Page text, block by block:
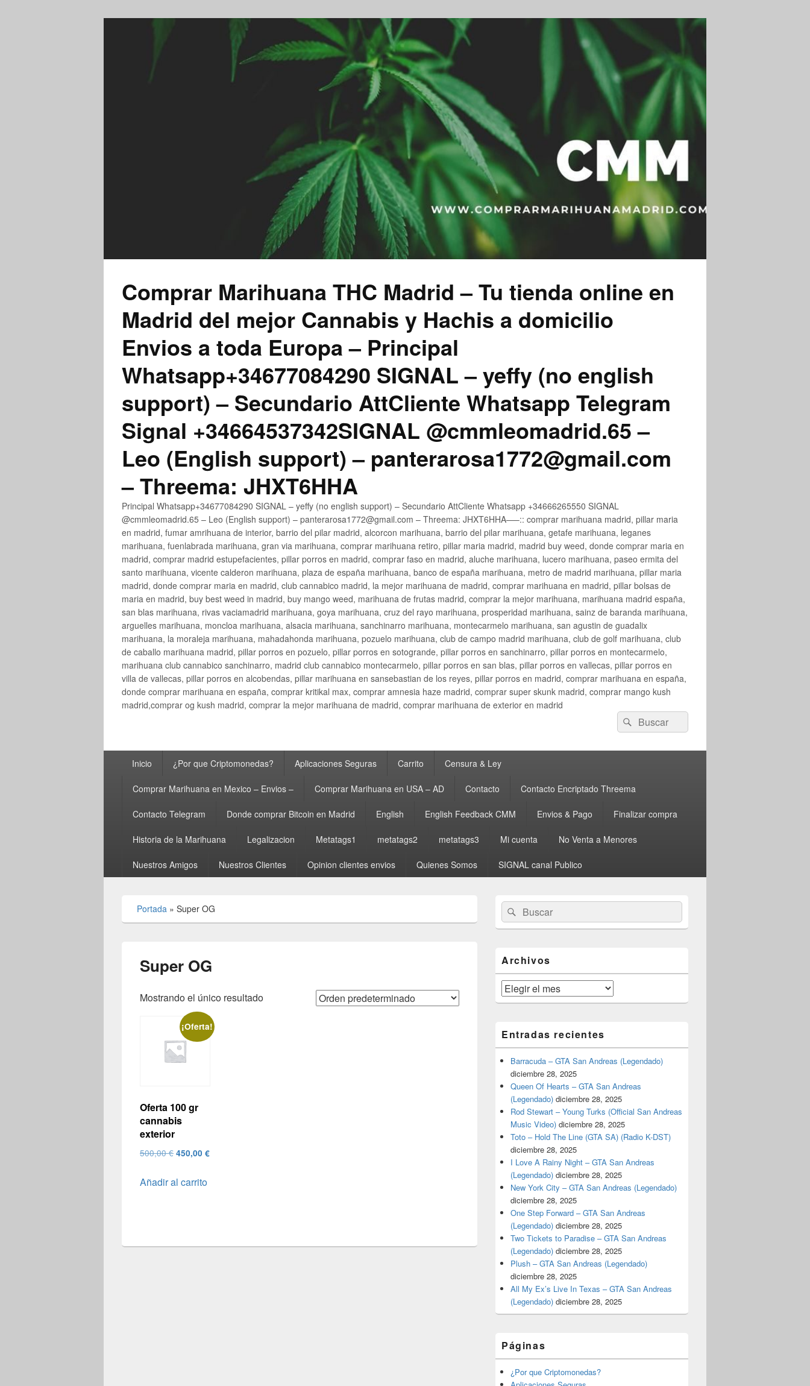
Comprar Marihuana THC Madrid – Tu tienda online en
Madrid del mejor Cannabis y Hachis a domicilio
Envios a toda Europa – Principal
Whatsapp+34677084290 SIGNAL – yeffy (no english
support) – Secundario AttCliente Whatsapp Telegram
Signal +34664537342SIGNAL @cmmleomadrid.65 –
Leo (English support) – panterarosa1772@gmail.com
– Threema: JHXT6HHA
Principal Whatsapp+34677084290 SIGNAL – yeffy (no english support) – Secundario AttCliente Whatsapp +34666265550 SIGNAL
@cmmleomadrid.65 – Leo (English support) – panterarosa1772@gmail.com – Threema: JHXT6HHA—–:: comprar marihuana madrid, pillar maria
en madrid, fumar amrihuana de interior, barrio del pilar madrid, alcorcon marihuana, barrio del pilar marihuana, getafe marihuana, leganes
marihuana, fuenlabrada marihuana, gran via marihuana, comprar marihuana retiro, pillar maria madrid, madrid buy weed, donde comprar maria en
madrid, comprar madrid estupefacientes, pillar porros en madrid, comprar faso en madrid, aluche marihuana, lucero marihuana, paseo ermita del
santo marihuana, vicente calderon marihuana, plaza de españa marihuana, banco de españa marihuana, metro de madrid marihuana, pillar maria
madrid, donde comprar maria en madrid, club cannabico madrid, la mejor marihuana de madrid, comprar marihuana en madrid, pillar bolsas de
maria en madrid, buy best weed in madrid, buy mango weed, marihuana de frutas madrid, comprar la mejor marihuana, marihuana madrid españa,
san blas marihuana, rivas vaciamadrid marihuana, goya marihuana, cruz del rayo marihuana, prosperidad marihuana, sainz de baranda marihuana,
arguelles marihuana, moncloa marihuana, alsacia marihuana, sanchinarro marihuana, montecarmelo marihuana, san agustin de guadalix
marihuana, la moraleja marihuana, mahadahonda marihuana, pozuelo marihuana, club de campo madrid marihuana, club de golf marihuana, club
de caballo marihuana madrid, pillar porros en pozuelo, pillar porros en sotogrande, pillar porros en sanchinarro, pillar porros en montecarmelo,
marihuana club cannabico sanchinarro, madrid club cannabico montecarmelo, pillar porros en san blas, pillar porros en vallecas, pillar porros en
villa de vallecas, pillar porros en alcobendas, pillar marihuana en sansebastian de los reyes, pillar porros en madrid, comprar marihuana en españa,
donde comprar marihuana en españa, comprar kritikal max, comprar amnesia haze madrid, comprar super skunk madrid, comprar mango kush
madrid,comprar og kush madrid, comprar la mejor marihuana de madrid, comprar marihuana de exterior en madrid
Buscar
por:
Buscar
principalInicio ¿Por que Criptomonedas? Aplicaciones Seguras Carrito Censura & Ley
Comprar Marihuana en Mexico – Envios – Comprar Marihuana en USA – AD Contacto Contacto Encriptado Threema
Contacto Telegram Donde comprar Bitcoin en Madrid English English Feedback CMM Envios & Pago Finalizar compra
Historia de la Marihuana Legalizacion Metatags1 metatags2 metatags3 Mi cuenta No Venta a Menores
Nuestros Amigos Nuestros Clientes Opinion clientes envios Quienes Somos SIGNAL canal Publico
Portada » Super OG
Super OG
Mostrando el único resultado
¡Oferta!
Oferta 100 gr
cannabis
exterior
500,00€ El
original
450,00 €El
Añadir al carrito
área
de
widget
lateral
primaria
Buscar
por:
Buscar
Archivos
Archivos
Entradas recientes
Barracuda – GTA San Andreas (Legendado)
diciembre 28, 2025
Queen Of Hearts – GTA San Andreas
(Legendado) diciembre 28, 2025
Rod Stewart – Young Turks (Official San Andreas
Music Video) diciembre 28, 2025
Toto – Hold The Line (GTA SA) (Radio K-DST)
diciembre 28, 2025
I Love A Rainy Night – GTA San Andreas
(Legendado) diciembre 28, 2025
New York City – GTA San Andreas (Legendado)
diciembre 28, 2025
One Step Forward – GTA San Andreas
(Legendado) diciembre 28, 2025
Two Tickets to Paradise – GTA San Andreas
(Legendado) diciembre 28, 2025
Plush – GTA San Andreas (Legendado)
diciembre 28, 2025
All My Ex’s Live In Texas – GTA San Andreas
(Legendado) diciembre 28, 2025
Páginas
¿Por que Criptomonedas?